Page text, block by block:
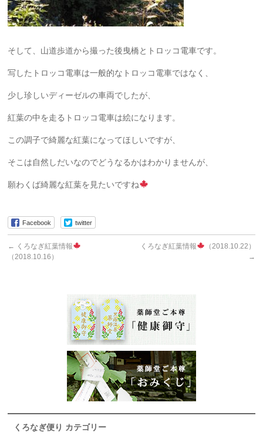
そして、山道歩道から撮った後曳橋とトロッコ電車です。
写したトロッコ電車は一般的なトロッコ電車ではなく、
少し珍しいディーゼルの車両でしたが、
紅葉の中を走るトロッコ電車は絵になります。
この調子で綺麗な紅葉になってほしいですが、
そこは自然しだいなのでどうなるかはわかりませんが、
願わくば綺麗な紅葉を見たいですね
Facebook twitter
← くろなぎ紅葉情報
（2018.10.16）
くろなぎ紅葉情報
（2018.10.22）
→
くろなぎ便り カテゴリー